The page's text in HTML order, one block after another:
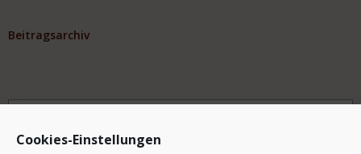
Cookies-Einstellungen
Beitragsarchiv
Archiv